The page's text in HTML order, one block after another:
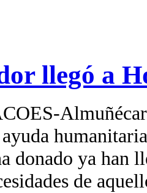
llegó a
donado ya han
de